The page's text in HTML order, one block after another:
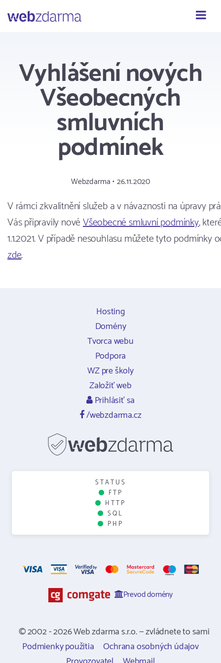
Vyhlášení nových
Všeobecných
smluvních
podmínek
Webzdarma • 26.11.2020
V rámci zkvalitnění služeb a v návaznosti na úpravy
Vás připravily novéVšeobecné smluvní podmínky,
1.1.2021. V případě nesouhlasu můžete tyto podmínky
zde.
Hosting
Domény
Tvorca webu
Podpora
WZ pre školy
Založiť web
Prihlásiť sa
/webzdarma.cz
STATUS
FTP
HTTP
SQL
PHP
Prevod domény
© 2002 - 2026 Web zdarma s.r.o. — zvládnete to sami
Podmienky použitia
Ochrana osobných údajov